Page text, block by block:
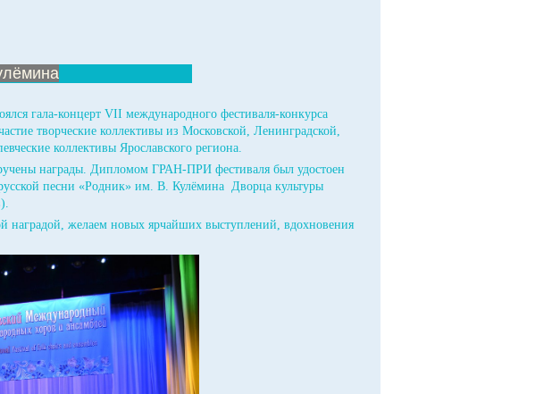
гала-концерт VII международного фестиваля-конкурса
творческие коллективы из Московской, Ленинградской,
коллективы Ярославского региона.
награды. Дипломом ГРАН-ПРИ фестиваля был удостоен
песни «Родник» им. В. Кулёмина Дворца культуры
наградой, желаем новых ярчайших выступлений, вдохновения